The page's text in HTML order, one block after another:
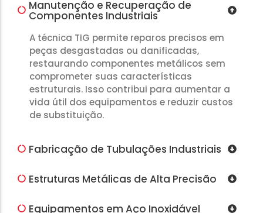
Manutenção e Recuperação de
Componentes Industriais
A técnica TIG permite reparos precisos em
peças desgastadas ou danificadas,
restaurando componentes metálicos sem
comprometer suas características
estruturais. Isso contribui para aumentar a
vida útil dos equipamentos e reduzir custos
de substituição.
Fabricação de Tubulações Industriais
Estruturas Metálicas de Alta Precisão
Equipamentos em Aço Inoxidável